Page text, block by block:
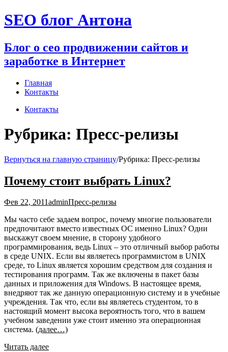
Перейти
к
SEO блог Антона
Блог о сео продвижении сайтов и
заработке в Интернет
Главная
Контакты
Контакты
Рубрика: Пресс-релизы
Вернуться на главную страницу/Рубрика: Пресс-релизы
Почему стоит выбрать Linux?
Фев 22, 2011adminПресс-релизы
Мы часто себе задаем вопрос, почему многие пользователи
предпочитают вместо известных ОС именно Linux? Одни
выскажут своем мнение, в сторону удобного
программирования, ведь Linux – это отличный выбор работы
в среде UNIX. Если вы являетесь программистом в UNIX
среде, то Linux является хорошим средством для создания и
тестирования программ. Так же включены в пакет базы
данных и приложения для Windows. В настоящее время,
внедряют так же данную операционную систему и в учебные
учреждения. Так что, если вы являетесь студентом, то в
настоящий момент высока вероятность того, что в вашем
учебном заведении уже стоит именно эта операционная
система. (далее…)
Читать далее